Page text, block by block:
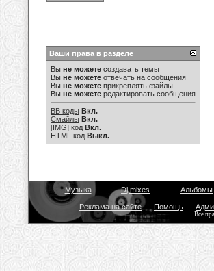
Ваши права в разделе
Вы не можете создавать темы
Вы не можете отвечать на сообщения
Вы не можете прикреплять файлы
Вы не можете редактировать сообщения
BB коды Вкл.
Смайлы Вкл.
[IMG] код Вкл.
HTML код Выкл.
Музыка Dj mixes Альбомы
Реклама на сайте Помощь
Все